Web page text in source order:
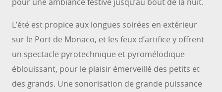
L’été est propice aux longues soirées en extérieur
sur le Port de Monaco, et les feux d’artifice y offrent
un spectacle pyrotechnique et pyromélodique
éblouissant, pour le plaisir émerveillé des petits et
des grands. Une sonorisation de grande puissance